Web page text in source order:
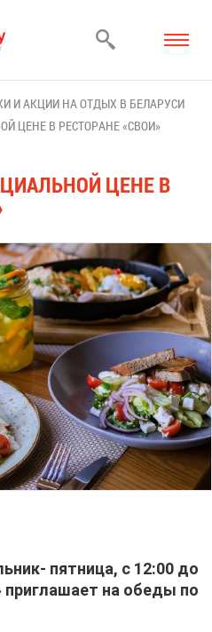
И АК­ЦИИ НА ОТ­ДЫХ В БЕ­ЛА­РУ­СИ
ЦЕНЕ В РЕ­СТО­РАНЕ «СВОИ»
ЦЕНЕ В
пят­ни­ца, с 12:00 до
при­гла­ша­ет на обе­ды по